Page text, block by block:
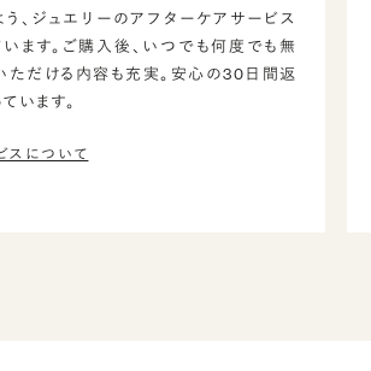
、ジュエリーのアフターケアサービス
います。ご購入後、いつでも何度でも無
ただける内容も充実。安心の30日間返
います。
スについて